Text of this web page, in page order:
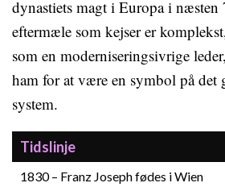
dynastiets magt i Europa i næsten
eftermæle som kejser er
som en moderniseringsivrige
ham for at være en symbol på det
system.
Tidslinje
1830 – Franz Joseph fødes i Wien